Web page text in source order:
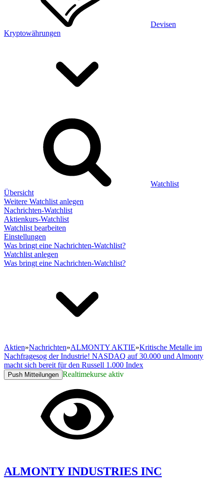
Devisen
Kryptowährungen
Watchlist
Übersicht
Weitere Watchlist anlegen
Nachrichten-Watchlist
Aktienkurs-Watchlist
Watchlist bearbeiten
Einstellungen
Was bringt eine Nachrichten-Watchlist?
Watchlist anlegen
Was bringt eine Nachrichten-Watchlist?
Aktien»Nachrichten»ALMONTY AKTIE»Kritische Metalle im
Nachfragesog der Industrie! NASDAQ auf 30.000 und Almonty
macht sich bereit für den Russell 1.000 Index
Push Mitteilungen Realtimekurse aktiv
ALMONTY INDUSTRIES INC